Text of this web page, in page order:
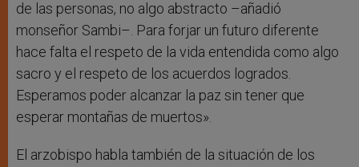
de las personas, no algo abstracto –añadió
monseñor Sambi–. Para forjar un futuro diferente
hace falta el respeto de la vida entendida como algo
sacro y el respeto de los acuerdos logrados.
Esperamos poder alcanzar la paz sin tener que
esperar montañas de muertos».
El arzobispo habla también de la situación de los